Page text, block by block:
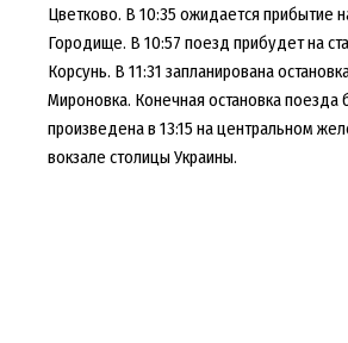
Цветково. В 10:35 ожидается прибытие
Городище. В 10:57 поезд прибудет на
Корсунь. В 11:31 запланирована
Мироновка. Конечная остановка поезда
произведена в 13:15 на центральном
вокзале столицы Украины.